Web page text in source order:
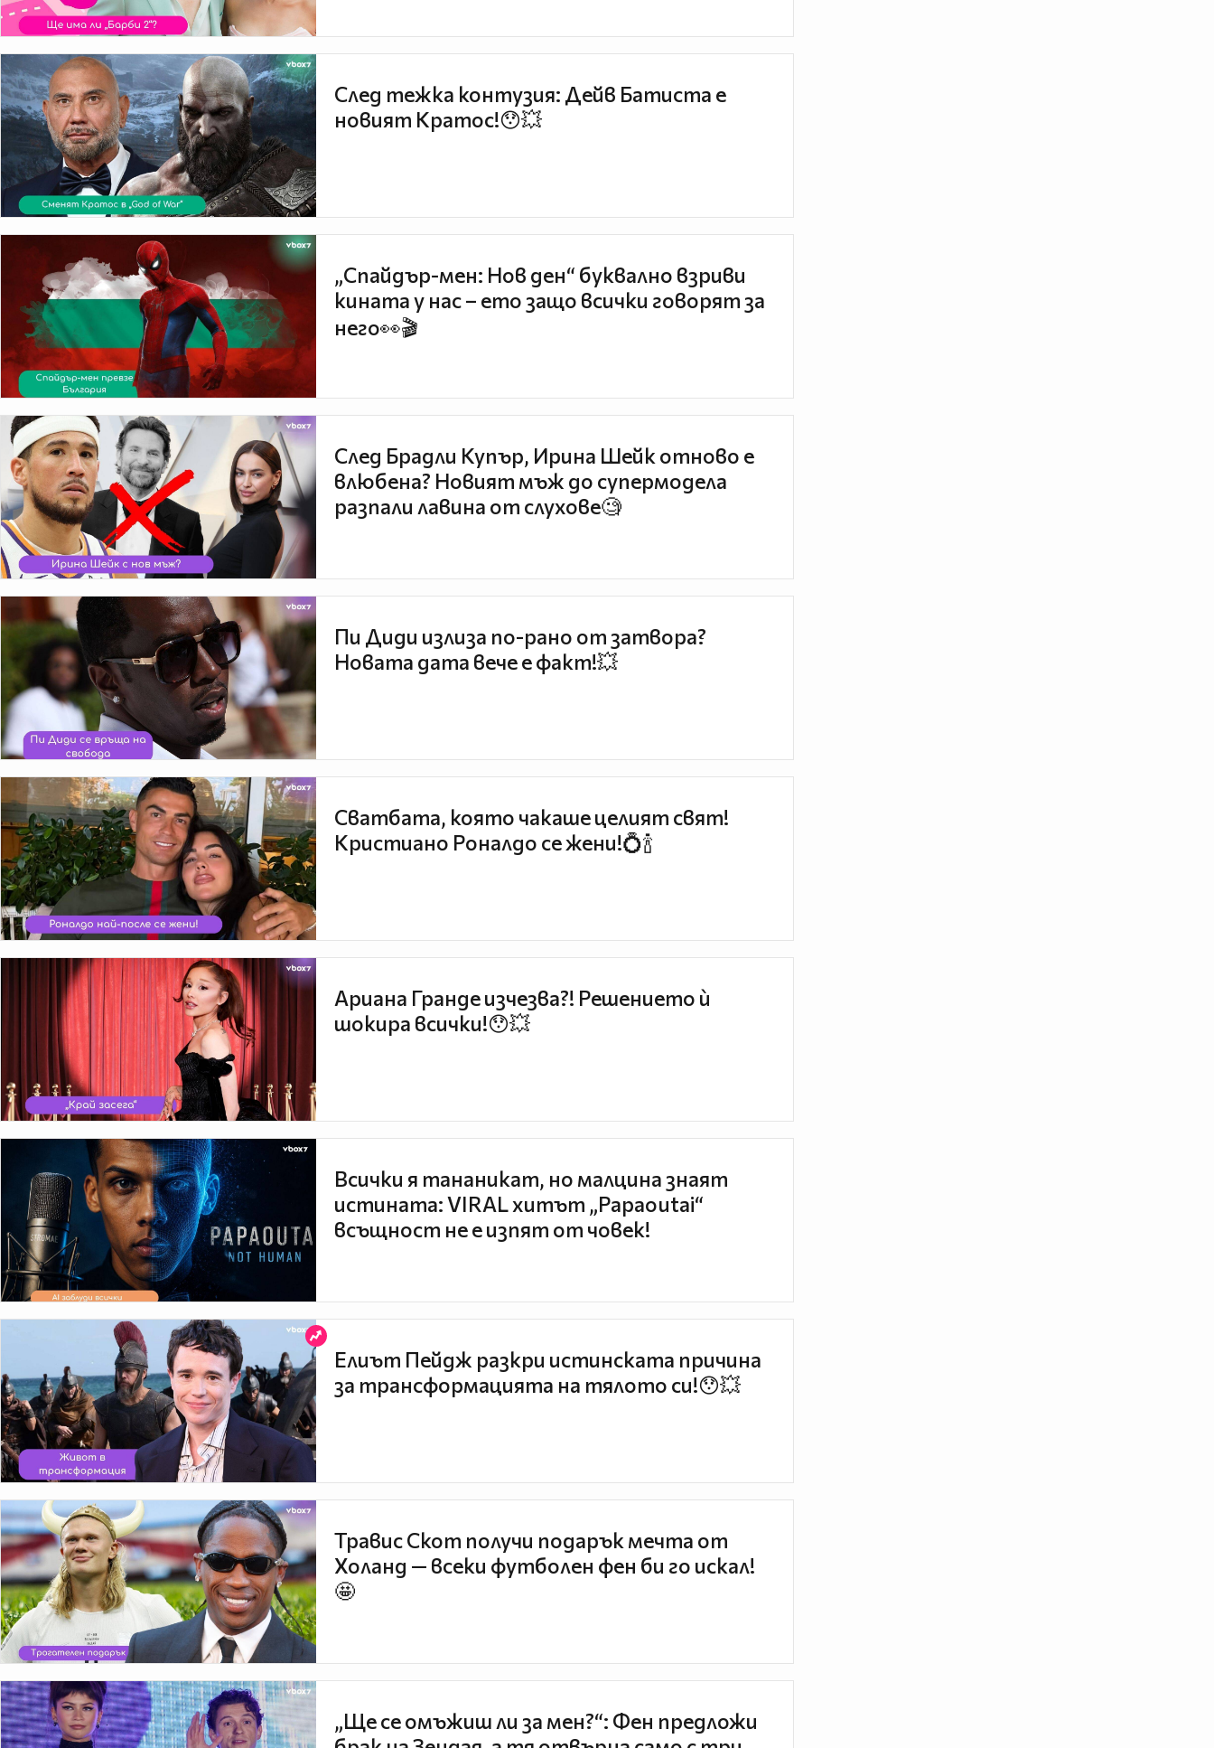
След тежка контузия: Дейв Батиста е
новият Кратос!😯💥
„Спайдър-мен: Нов ден“ буквално взриви
кината у нас – ето защо всички говорят за
него👀🎬
След Брадли Купър, Ирина Шейк отново е
влюбена? Новият мъж до супермодела
разпали лавина от слухове🧐
Пи Диди излиза по-рано от затвора?
Новата дата вече е факт!💥
Сватбата, която чакаше целият свят!
Кристиано Роналдо се жени!💍🍾
Ариана Гранде изчезва?! Решението ѝ
шокира всички!😯💥
Всички я тананикат, но малцина знаят
истината: VIRAL хитът „Papaoutai“
всъщност не е изпят от човек!
Елиът Пейдж разкри истинската причина
за трансформацията на тялото си!😯💥
Травис Скот получи подарък мечта от
Холанд — всеки футболен фен би го искал!
🤩
„Ще се омъжиш ли за мен?“: Фен предложи